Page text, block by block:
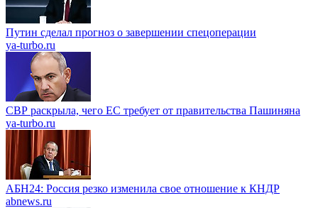
Путин сделал прогноз о завершении спецоперации
ya-turbo.ru
СВР раскрыла, чего ЕС требует от правительства Пашиняна
ya-turbo.ru
АБН24: Россия резко изменила свое отношение к КНДР
abnews.ru